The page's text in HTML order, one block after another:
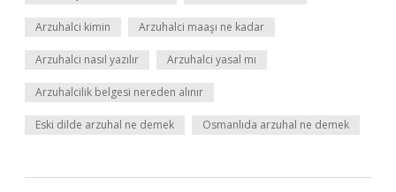
Arzuhalci kimin Arzuhalci maaşı ne kadar
Arzuhalci nasıl yazılır Arzuhalci yasal mı
Arzuhalcilik belgesi nereden alınır
Eski dilde arzuhal ne demek Osmanlıda arzuhal ne demek